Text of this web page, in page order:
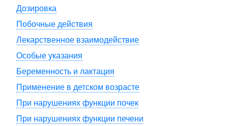
Дозировка
Побочные действия
Лекарственное взаимодействие
Особые указания
Беременность и лактация
Применение в детском возрасте
При нарушениях функции почек
При нарушениях функции печени